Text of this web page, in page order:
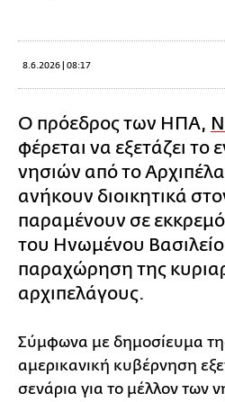
8.6.2026 | 08:17
Ο πρόεδρος των ΗΠΑ,
φέρεται να εξετάζει το
νησιών από το
ανήκουν διοικητικά
παραμένουν σε
του Ηνωμένου
παραχώρηση της
αρχιπελάγους.
Σύμφωνα με δημοσίευμα
αμερικανική κυβέρνηση
σενάρια για το μέλλον των